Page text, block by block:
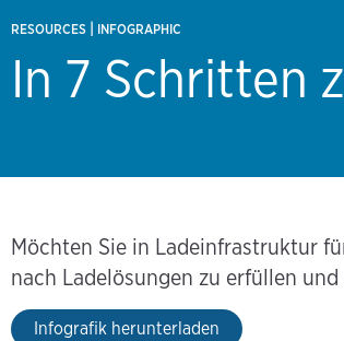
RESOURCES INFOGRAPHIC
In 7 Schritten
Möchten Sie in Ladeinfrastruktur
nach Ladelösungen zu erfüllen
Infografik herunterladen